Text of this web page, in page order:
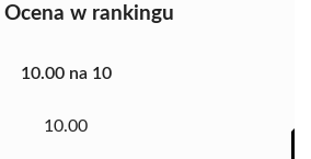
Ocena w rankingu
10.00 na 10
10.00